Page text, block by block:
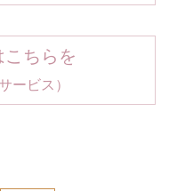
ちらを
ービス）